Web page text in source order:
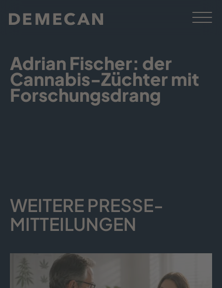
Adrian Fischer: der
Cannabis-Züchter mit
Forschungsdrang
WEITERE PRESSE­
MITTEILUNGEN